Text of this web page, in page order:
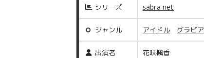
シリーズ sabra net
ジャンル アイドル グラビア
出演者 花咲楓香